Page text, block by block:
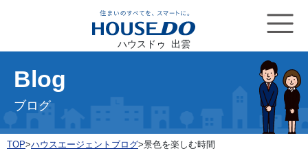
ハウスドゥ 出雲
Blog
ブログ
TOP>ハウスエージェントブログ>景色を楽しむ時間